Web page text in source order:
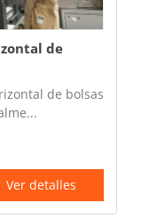
de
de bolsas
Ver detalles